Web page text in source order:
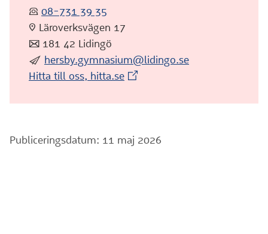
:telefon: 08-731 39 35
:pin: Läroverksvägen 17
:post: 181 42 Lidingö
:skicka: hersby.gymnasium@lidingo.se
Hitta till oss, hitta.se(Extern webbplats)
Publiceringsdatum: 11 maj 2026